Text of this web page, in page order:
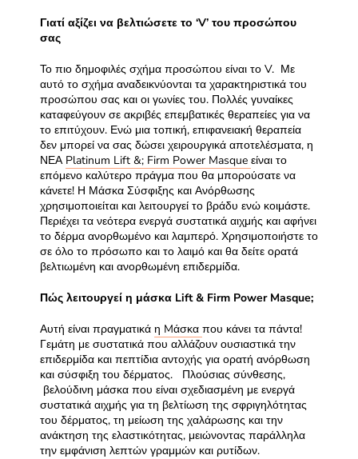
Γιατί αξίζει να βελτιώσετε το ‘V’ του προσώπου
σας
Το πιο δημοφιλές σχήμα προσώπου είναι το V. Με
αυτό το σχήμα αναδεικνύονται τα χαρακτηριστικά του
προσώπου σας και οι γωνίες του. Πολλές γυναίκες
καταφεύγουν σε ακριβές επεμβατικές θεραπείες για να
το επιτύχουν. Ενώ μια τοπική, επιφανειακή θεραπεία
δεν μπορεί να σας δώσει χειρουργικά αποτελέσματα, η
ΝΕΑ Platinum Lift &; Firm Power Masque είναι το
επόμενο καλύτερο πράγμα που θα μπορούσατε να
κάνετε! Η Μάσκα Σύσφιξης και Ανόρθωσης
χρησιμοποιείται και λειτουργεί το βράδυ ενώ κοιμάστε.
Περιέχει τα νεότερα ενεργά συστατικά αιχμής και αφήνει
το δέρμα ανορθωμένο και λαμπερό. Χρησιμοποιήστε το
σε όλο το πρόσωπο και το λαιμό και θα δείτε ορατά
βελτιωμένη και ανορθωμένη επιδερμίδα.
Πώς λειτουργεί η μάσκα Lift & Firm Power Masque;
Αυτή είναι πραγματικά η Mάσκα που κάνει τα πάντα!
Γεμάτη με συστατικά που αλλάζουν ουσιαστικά την
επιδερμίδα και πεπτίδια αντοχής για ορατή ανόρθωση
και σύσφιξη του δέρματος. Πλούσιας σύνθεσης,
βελούδινη μάσκα που είναι σχεδιασμένη με ενεργά
συστατικά αιχμής για τη βελτίωση της σφριγηλότητας
του δέρματος, τη μείωση της χαλάρωσης και την
ανάκτηση της ελαστικότητας, μειώνοντας παράλληλα
την εμφάνιση λεπτών γραμμών και ρυτίδων.